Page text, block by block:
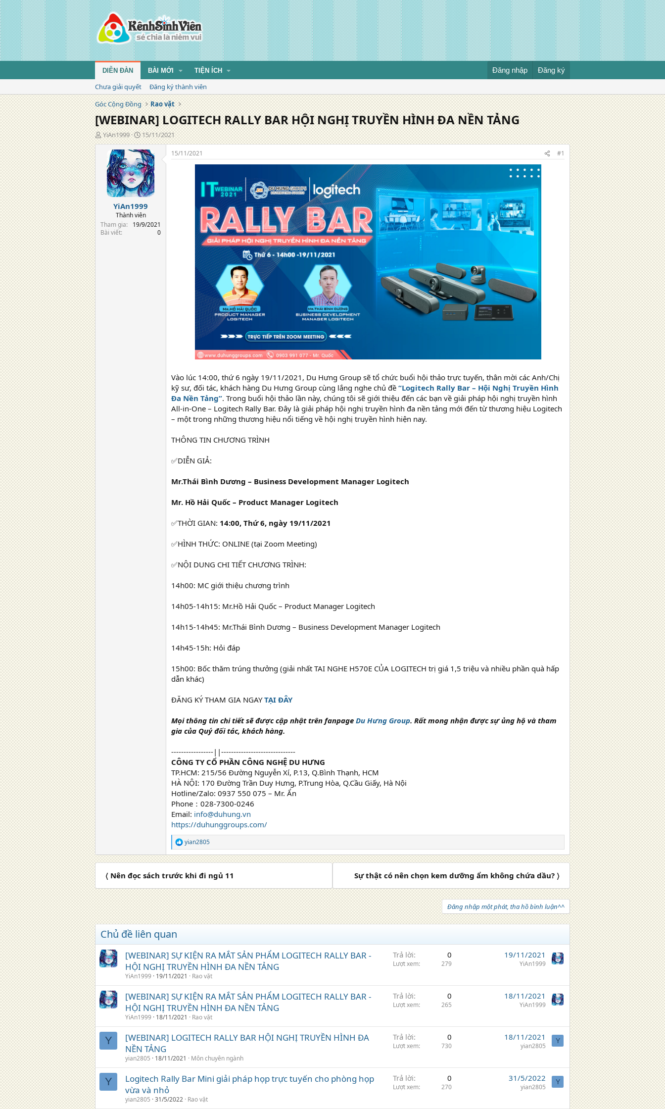
DIỄN ĐÀN BÀI MỚI TIỆN ÍCH Đăng nhập Đăng ký
Chưa giải quyết
Đăng ký thành viên
Góc Cộng Đồng
Rao vặt
[WEBINAR] LOGITECH RALLY BAR HỘI NGHỊ TRUYỀN HÌNH ĐA NỀN TẢNG
T
á
YiAn1999
N
g
à
y
đ
ă
n
g
15/11/2021
YiAn1999
Thành viên
Tham gia
19/9/2021
Bài viết
0
15/11/2021 #1
Vào lúc 14:00, thứ 6 ngày 19/11/2021, Du Hưng Group sẽ tổ chức buổi hội thảo trực tuyến, thân mời các Anh/Chị
kỹ sư, đối tác, khách hàng Du Hưng Group cùng lắng nghe chủ đề “Logitech Rally Bar – Hội Nghị Truyền Hình
Đa Nền Tảng”. Trong buổi hội thảo lần này, chúng tôi sẽ giới thiệu đến các bạn về giải pháp hội nghị truyền hình
All-in-One – Logitech Rally Bar. Đây là giải pháp hội nghị truyền hình đa nền tảng mới đến từ thương hiệu Logitech
– một trong những thương hiệu nổi tiếng về hội nghị truyền hình hiện nay.
THÔNG TIN CHƯƠNG TRÌNH
✅DIỄN GIẢ:
Mr.Thái Bình Dương – Business Development Manager Logitech
Mr. Hồ Hải Quốc – Product Manager Logitech
✅THỜI GIAN: 14:00, Thứ 6, ngày 19/11/2021
✅HÌNH THỨC: ONLINE (tại Zoom Meeting)
✅NỘI DUNG CHI TIẾT CHƯƠNG TRÌNH:
14h00: MC giới thiệu chương trình
14h05-14h15: Mr.Hồ Hải Quốc – Product Manager Logitech
14h15-14h45: Mr.Thái Bình Dương – Business Development Manager Logitech
14h45-15h: Hỏi đáp
15h00: Bốc thăm trúng thưởng (giải nhất TAI NGHE H570E CỦA LOGITECH trị giá 1,5 triệu và nhiều phần quà hấp
dẫn khác)
ĐĂNG KÝ THAM GIA NGAYTẠI ĐÂY
Mọi thông tin chi tiết sẽ được cập nhật trên fanpage Du Hưng Group. Rất mong nhận được sự ủng hộ và tham
gia của Quý đối tác, khách hàng.
-----------------||------------------------------
CÔNG TY CỔ PHẦN CÔNG NGHỆ DU HƯNG
TP.HCM: 215/56 Đường Nguyễn Xí, P.13, Q.Bình Thạnh, HCM
HÀ NỘI: 170 Đường Trần Duy Hưng, P.Trung Hòa, Q.Cầu Giấy, Hà Nội
Hotline/Zalo: 0937 550 075 – Mr. Ẩn
Phone：028-7300-0246
Email: info@duhung.vn
https://duhunggroups.com/
R
e
a
t
o
n
s
:
yian2805
〈 Nên đọc sách trước khi đi ngủ 11 Sự thật có nên chọn kem dưỡng ẩm không chứa dầu? 〉
Đăng nhập một phát, tha hồ bình luận^^
Chủ đề liên quan
[WEBINAR] SỰ KIỆN RA MẮT SẢN PHẨM LOGITECH RALLY BAR -
HỘI NGHỊ TRUYỀN HÌNH ĐA NỀN TẢNG
YiAn1999 19/11/2021 Rao vặt
Trả lời 0
Lượt xem 279
19/11/2021
YiAn1999
[WEBINAR] SỰ KIỆN RA MẮT SẢN PHẨM LOGITECH RALLY BAR -
HỘI NGHỊ TRUYỀN HÌNH ĐA NỀN TẢNG
YiAn1999 18/11/2021 Rao vặt
Trả lời 0
Lượt xem 265
18/11/2021
YiAn1999
Y
[WEBINAR] LOGITECH RALLY BAR HỘI NGHỊ TRUYỀN HÌNH ĐA
NỀN TẢNG
yian2805 18/11/2021 Môn chuyên ngành
Trả lời 0
Lượt xem 730
18/11/2021
yian2805
Y
Y
Logitech Rally Bar Mini giải pháp họp trực tuyến cho phòng họp
vừa và nhỏ
yian2805 31/5/2022 Rao vặt
Trả lời 0
Lượt xem 270
31/5/2022
yian2805
Y